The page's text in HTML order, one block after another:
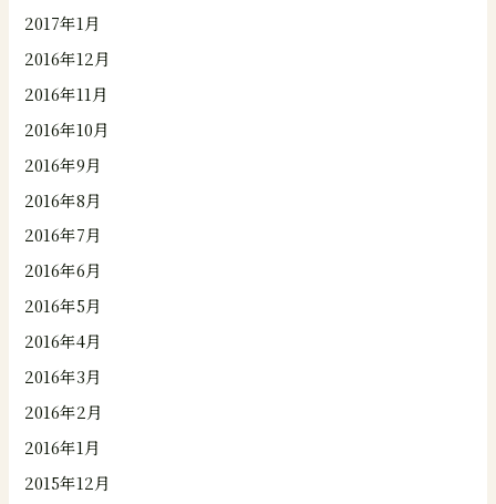
2017年1月
2016年12月
2016年11月
2016年10月
2016年9月
2016年8月
2016年7月
2016年6月
2016年5月
2016年4月
2016年3月
2016年2月
2016年1月
2015年12月